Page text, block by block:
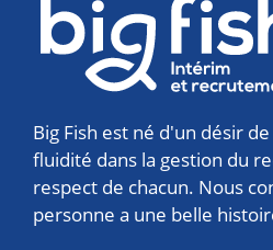
Big Fish est né d'un désir
fluidité dans la gestion du
respect de chacun. Nous
personne a une belle